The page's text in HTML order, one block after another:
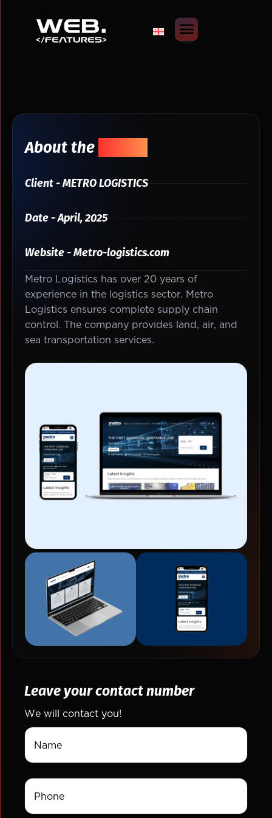
About the
Client - METRO LOGISTICS
Date - April, 2025
Website - Metro-logistics.com
Metro Logistics has over 20 years of
experience in the logistics sector. Metro
Logistics ensures complete supply chain
control. The company provides land, air, and
sea transportation services.
Leave your contact number
We will contact you!